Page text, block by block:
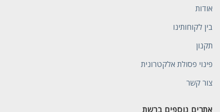
אודות
בין לקוחותינו
תקנון
פינוי פסולת אלקטרונית
צור קשר
אתרים נוספים ברשת